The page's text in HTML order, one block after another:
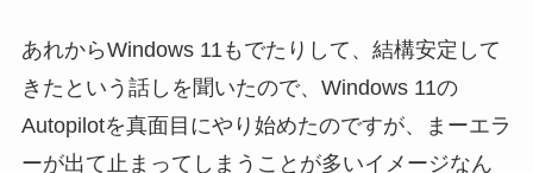
あれからWindows 11もでたりして、結構安定して
きたという話しを聞いたので、Windows 11の
Autopilotを真面目にやり始めたのですが、まーエラ
ーが出て止まってしまうことが多いイメージなん